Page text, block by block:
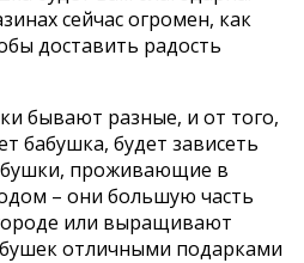
сейчас огромен, как
доставить радость
бывают разные, и от того,
бабушка, будет зависеть
проживающие в
– они большую часть
или выращивают
отличными подарками